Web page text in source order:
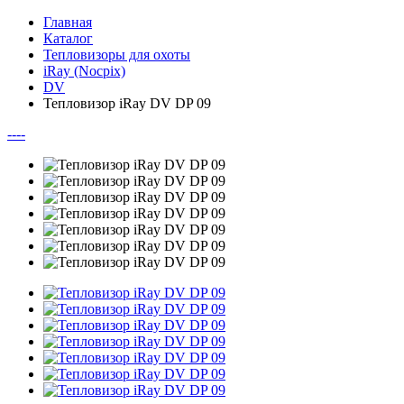
Главная
Каталог
Тепловизоры для охоты
iRay (Nocpix)
DV
Тепловизор iRay DV DP 09
----